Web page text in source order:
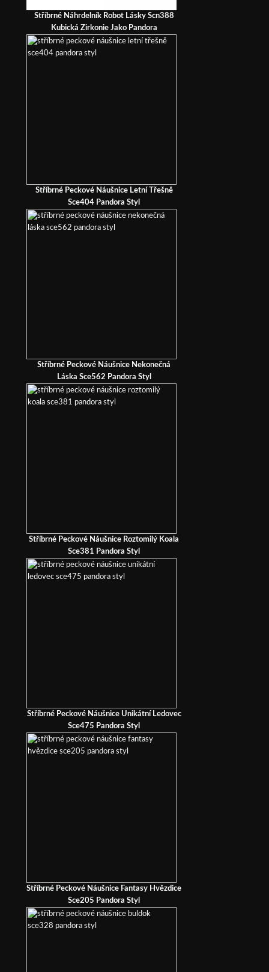
Stříbrné Náhrdelník Robot Lásky Scn388
Kubická Zirkonie Jako Pandora
Stříbrné Peckové Náušnice Letní Třešně
Sce404 Pandora Styl
Stříbrné Peckové Náušnice Nekonečná
Láska Sce562 Pandora Styl
Stříbrné Peckové Náušnice Roztomilý Koala
Sce381 Pandora Styl
Stříbrné Peckové Náušnice Unikátní Ledovec
Sce475 Pandora Styl
Stříbrné Peckové Náušnice Fantasy Hvězdice
Sce205 Pandora Styl